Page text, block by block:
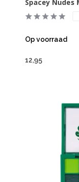
Spacey Nudes
Op voorraad
12,95